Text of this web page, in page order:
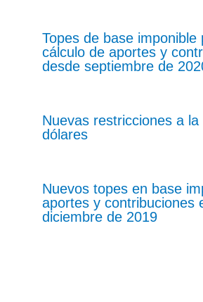
Topes de base imponible
cálculo de aportes y
desde septiembre de
Nuevas restricciones a
dólares
Nuevos topes en base
aportes y contribuciones
diciembre de 2019